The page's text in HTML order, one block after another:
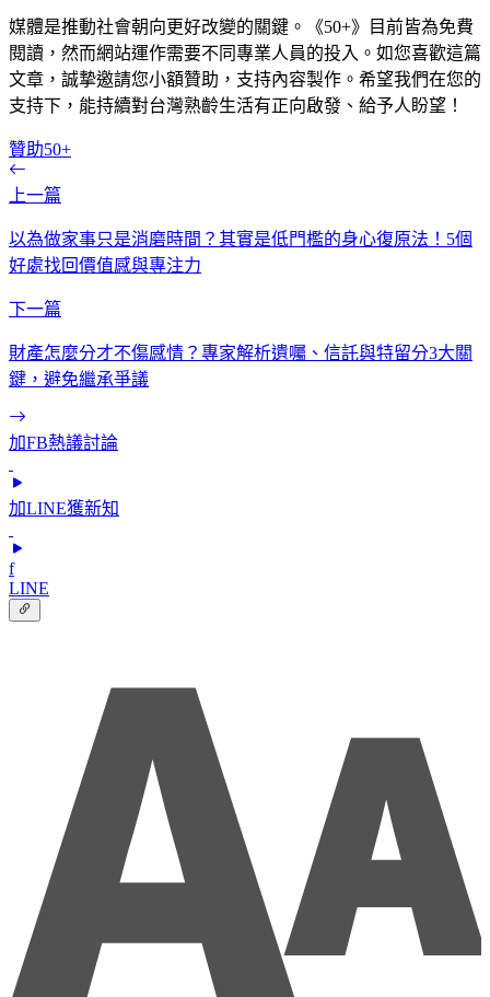
媒體是推動社會朝向更好改變的關鍵。《50+》目前皆為免費
閱讀，然而網站運作需要不同專業人員的投入。如您喜歡這篇
文章，誠摯邀請您小額贊助，支持內容製作。希望我們在您的
支持下，能持續對台灣熟齡生活有正向啟發、給予人盼望！
贊助50+
上一篇
以為做家事只是消磨時間？其實是低門檻的身心復原法！5個
好處找回價值感與專注力
下一篇
財產怎麼分才不傷感情？專家解析遺囑、信託與特留分3大關
鍵，避免繼承爭議
加FB熱議討論
加LINE獲新知
f
LINE